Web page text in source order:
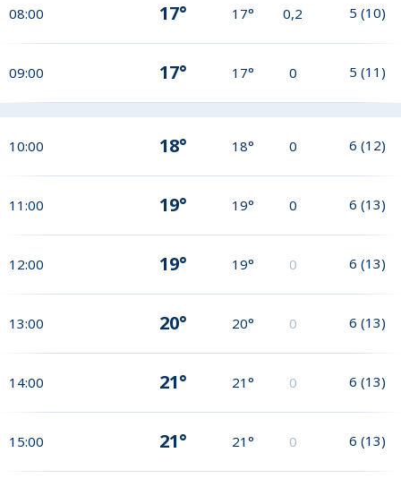
08:00 17° 17° 0,2 5 (10)
09:00 17° 17° 0 5 (11)
10:00 18° 18° 0 6 (12)
11:00 19° 19° 0 6 (13)
12:00 19° 19° 0 6 (13)
13:00 20° 20° 0 6 (13)
14:00 21° 21° 0 6 (13)
15:00 21° 21° 0 6 (13)